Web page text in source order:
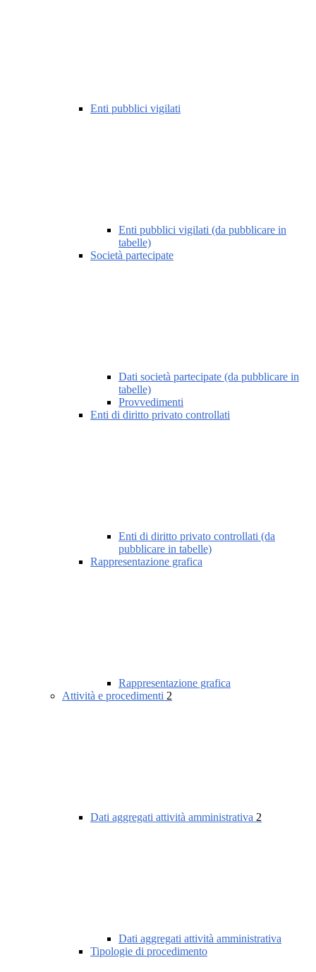
Enti pubblici vigilati
Enti pubblici vigilati (da pubblicare in
tabelle)
Società partecipate
Dati società partecipate (da pubblicare in
tabelle)
Provvedimenti
Enti di diritto privato controllati
Enti di diritto privato controllati (da
pubblicare in tabelle)
Rappresentazione grafica
Rappresentazione grafica
Attività e procedimenti 2
Dati aggregati attività amministrativa 2
Dati aggregati attività amministrativa
Tipologie di procedimento